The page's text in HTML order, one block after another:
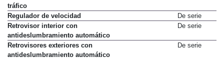
Reconocimiento de señales de
tráfico
Regulador de velocidad
De serie
Retrovisor interior con
antideslumbramiento automático
Retrovisores exteriores con